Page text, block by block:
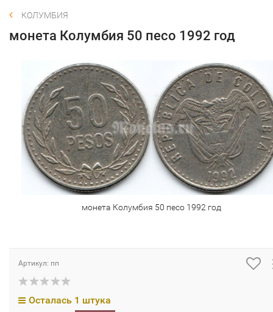
КОЛУМБИЯ
монета Колумбия 50 песо 1992 год
монета Колумбия 50 песо 1992 год
Артикул: пп
Осталась 1 штука